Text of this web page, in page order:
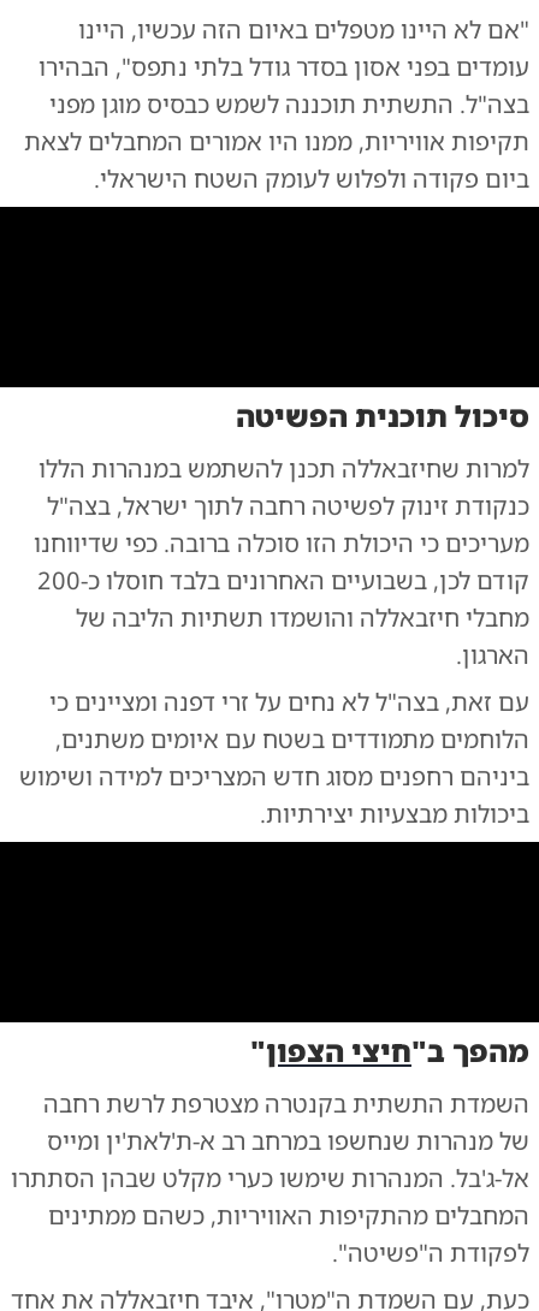
"אם לא היינו מטפלים באיום הזה עכשיו, היינו
עומדים בפני אסון בסדר גודל בלתי נתפס", הבהירו
בצה"ל. התשתית תוכננה לשמש כבסיס מוגן מפני
תקיפות אוויריות, ממנו היו אמורים המחבלים לצאת
ביום פקודה ולפלוש לעומק השטח הישראלי.
תא"ל יפתח נורקין מלבנון
סיכול תוכנית הפשיטה
למרות שחיזבאללה תכנן להשתמש במנהרות הללו
כנקודת זינוק לפשיטה רחבה לתוך ישראל, בצה"ל
מעריכים כי היכולת הזו סוכלה ברובה. כפי שדיווחנו
קודם לכן
, בשבועיים האחרונים בלבד חוסלו כ-200
מחבלי חיזבאללה והושמדו תשתיות הליבה של
הארגון.
עם זאת, בצה"ל לא נחים על זרי דפנה ומציינים כי
הלוחמים מתמודדים בשטח עם איומים משתנים,
ביניהם רחפנים מסוג חדש המצריכים למידה ושימוש
ביכולות מבצעיות יצירתיות.
אמל"ח שאותר מהפך ב"חיצי הצפון"
השמדת התשתית בקנטרה מצטרפת לרשת רחבה
של מנהרות שנחשפו במרחב רב א-ת'לאת'ין ומייס
אל-ג'בל. המנהרות שימשו כערי מקלט שבהן הסתתרו
המחבלים מהתקיפות האוויריות, כשהם ממתינים
לפקודת ה"פשיטה".
כעת, עם השמדת ה"מטרו", איבד חיזבאללה את אחד